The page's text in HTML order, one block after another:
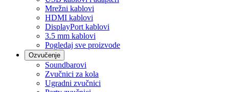
Mrežni kablovi
HDMI kablovi
DisplayPort kablovi
3.5 mm kablovi
Pogledaj sve proizvode
Ozvučenje
Soundbarovi
Zvučnici za kola
Ugradni zvučnici